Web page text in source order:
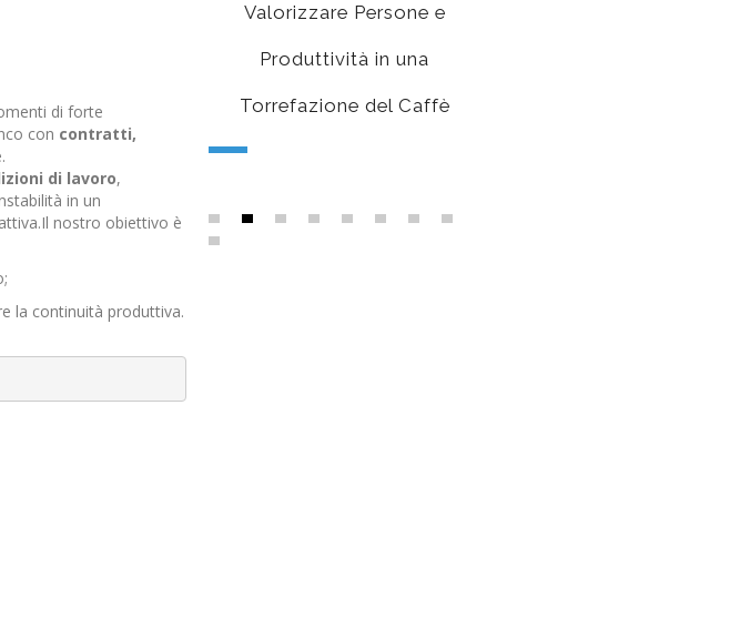
di forte
con contratti,
di lavoro,
in un
nostro obiettivo è
la continuità produttiva.
Valorizzare Persone e
Produttività in una
Torrefazione del Caffè